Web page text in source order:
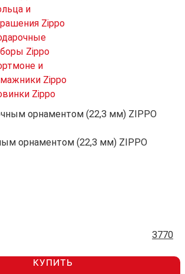
и
Zippo
Zippo
и
Zippo
Zippo
орнаментом (22,3 мм) ZIPPO
3770
КУПИТЬ